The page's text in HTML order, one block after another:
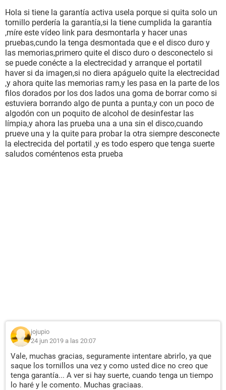
Hola si tiene la garantía activa usela porque si quita solo un
tornillo perdería la garantía,si la tiene cumplida la garantía
,míre este vídeo link para desmontarla y hacer unas
pruebas,cundo la tenga desmontada que e el disco duro y
las memorias,primero quite el disco duro o desconectelo si
se puede conécte a la electrecidad y arranque el portatil
haver si da imagen,si no diera apáguelo quite la electrecidad
,y ahora quite las memorias ram,y les pasa en la parte de los
filos dorados por los dos lados una goma de borrar como si
estuviera borrando algo de punta a punta,y con un poco de
algodón con un poquito de alcohol de desinfestar las
límpia,y ahora las prueba una a una sin el disco,cuando
prueve una y la quite para probar la otra siempre desconecte
la electrecida del portatil ,y es todo espero que tenga suerte
saludos coméntenos esta prueba
jojupio
24 jun 2019 a las 20:07
Vale, muchas gracias, seguramente intentare abrirlo, ya que
saque los tornillos una vez y como usted dice no creo que
tenga garantía... A ver si hay suerte, cuando tenga un tiempo
lo haré y le comento. Muchas graciaas.